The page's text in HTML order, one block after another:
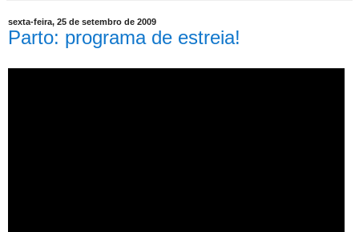
sexta-feira, 25 de setembro de 2009
Parto: programa de estreia!